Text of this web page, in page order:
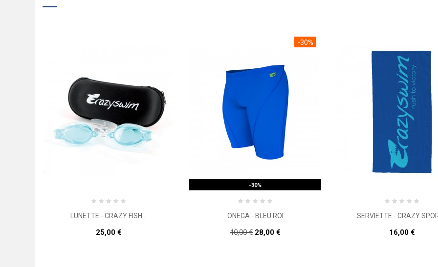
LUNETTE - CRAZY FISH...
25,00 €
PROMO !
-30%
ONEGA - BLEU ROI
40,00 €
-30%
28,00 €
SERVIETTE - CRAZY
16,00 €